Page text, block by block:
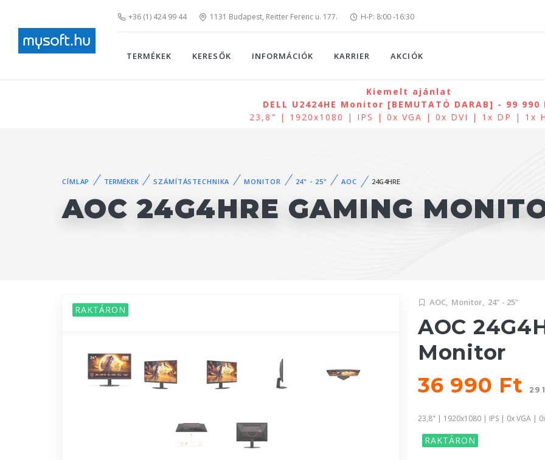
+36 (1) 424 99 44 1131 Budapest, Reitter Ferenc u. 177. H-P: 8:00 -16:30
TERMÉKEK KERESŐK INFORMÁCIÓK KARRIER AKCIÓK
Kiemelt ajánlat
DELL U2424HE Monitor [BEMUTATÓ DARAB] - 99 990
23,8" | 1920x1080 | IPS | 0x VGA | 0x DVI | 1x DP | 1x
CÍMLAP TERMÉKEK SZÁMÍTÁSTECHNIKA MONITOR 24" - 25" AOC 24G4HRE
AOC 24G4HRE GAMING
RAKTÁRON
AOC, Monitor, 24" - 25"
AOC
Monitor
36 990 Ft
29
23,8" | 1920x1080 | IPS | 0x VGA |
RAKTÁRON